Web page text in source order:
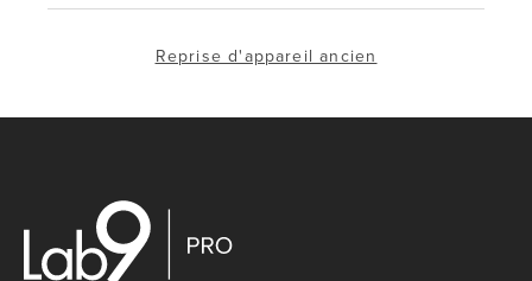
Reprise d'appareil ancien